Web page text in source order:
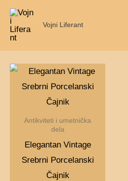
Pređi
sadržaj
Vojni Liferant
Antikviteti i umetnička
dela
Elegantan Vintage
Srebrni Porcelanski
Čajnik